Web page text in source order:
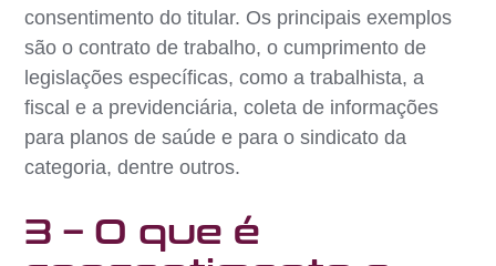
consentimento do titular. Os principais exemplos
são o contrato de trabalho, o cumprimento de
legislações específicas, como a trabalhista, a
fiscal e a previdenciária, coleta de informações
para planos de saúde e para o sindicato da
categoria, dentre outros.
3 – O que é